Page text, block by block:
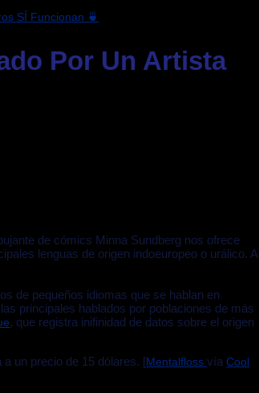
SÍ Funcionan 🍵
Por Un Artista
de cómics Minna Sundberg nos ofrece
lenguas de origen indoeuropeo o urálico. A
de pequeños idiomas que se hablan en
principales hablados por poblaciones de más
, que registra inifinidad de datos sobre el origen
un precio de 15 dólares. [MentalflossvíaCool